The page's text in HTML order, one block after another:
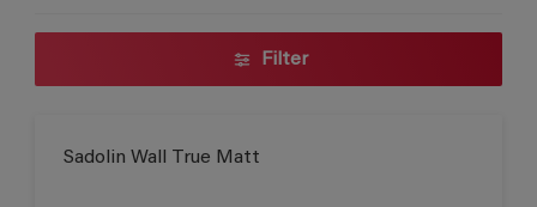
Filter
Sadolin Wall True Matt